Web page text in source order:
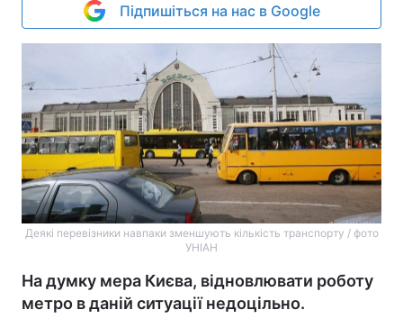
Підпишіться на нас в Google
Деякі перевізники навпаки зменшують кількість транспорту / фото
УНІАН
На думку мера Києва, відновлювати роботу
метро в даній ситуації недоцільно.